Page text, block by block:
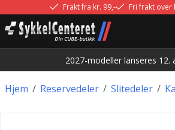
Frakt fra kr. 99,- Fri frakt
2027-modeller lanseres 12.
/
Hjem /
Reservedeler /
Slitedeler